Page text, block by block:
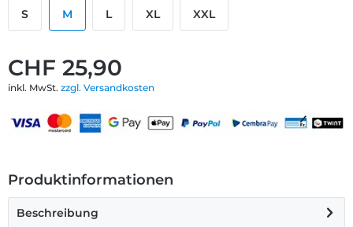
CHF 25,90
inkl. MwSt. zzgl. Versandkosten
S M L XL XXL
Produktinformationen
Beschreibung